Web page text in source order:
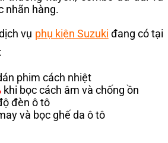
nhãn hàng.
vụ phụ kiện Suzuki đang có tại
phim cách nhiệt
khi bọc cách âm và chống ồn
đèn ô tô
và bọc ghế da ô tô